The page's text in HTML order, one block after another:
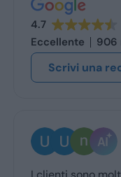
4.7
Eccellente
906
Scrivi una
Ugo
2 giorni fa